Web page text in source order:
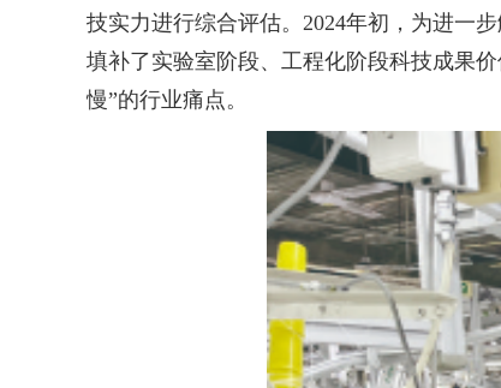
技实力进行综合评估。2024年初，为进一
填补了实验室阶段、工程化阶段科技成果
慢”的行业痛点。